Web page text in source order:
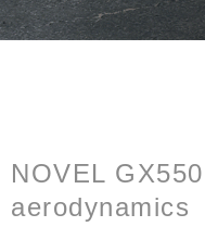
NOVEL GX550
aerodynamics